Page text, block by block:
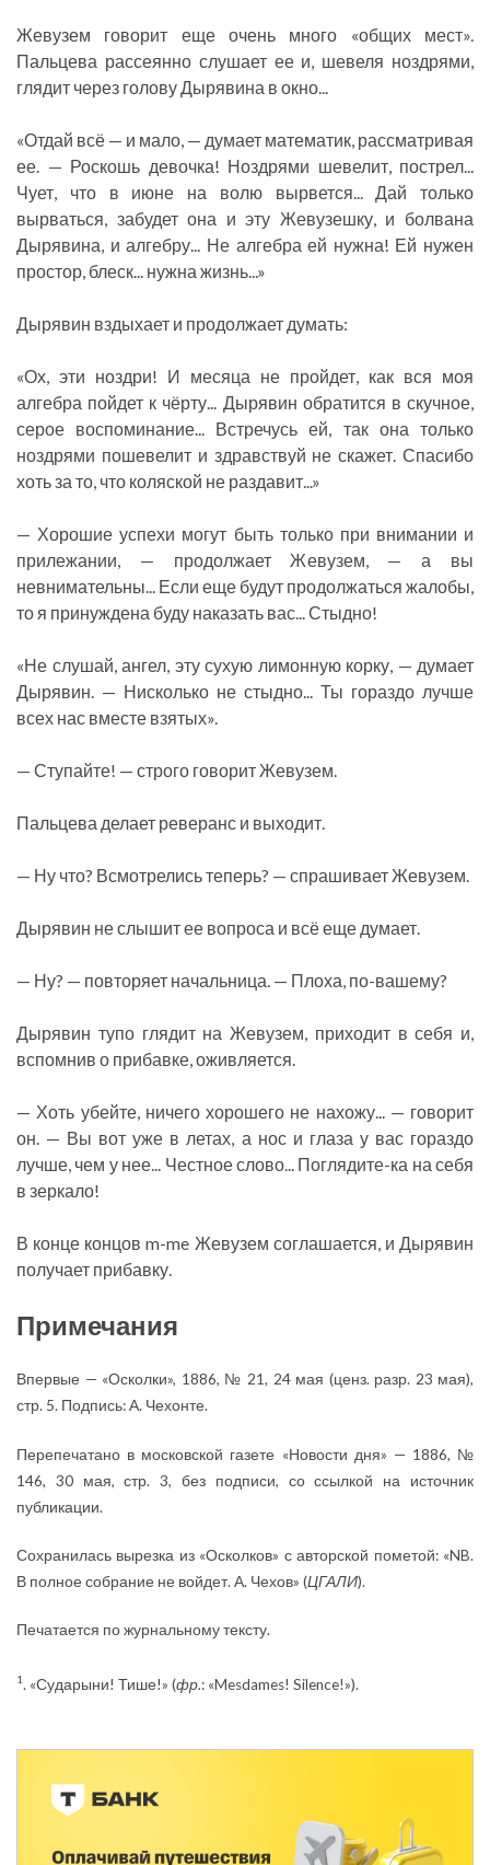
Жевузем говорит еще очень много «общих мест».
Пальцева рассеянно слушает ее и, шевеля ноздрями,
глядит через голову Дырявина в окно...
«Отдай всё — и мало, — думает математик, рассматривая
ее. — Роскошь девочка! Ноздрями шевелит, пострел...
Чует, что в июне на волю вырвется... Дай только
вырваться, забудет она и эту Жевузешку, и болвана
Дырявина, и алгебру... Не алгебра ей нужна! Ей нужен
простор, блеск... нужна жизнь...»
Дырявин вздыхает и продолжает думать:
«Ох, эти ноздри! И месяца не пройдет, как вся моя
алгебра пойдет к чёрту... Дырявин обратится в скучное,
серое воспоминание... Встречусь ей, так она только
ноздрями пошевелит и здравствуй не скажет. Спасибо
хоть за то, что коляской не раздавит...»
— Хорошие успехи могут быть только при внимании и
прилежании, — продолжает Жевузем, — а вы
невнимательны... Если еще будут продолжаться жалобы,
то я принуждена буду наказать вас... Стыдно!
«Не слушай, ангел, эту сухую лимонную корку, — думает
Дырявин. — Нисколько не стыдно... Ты гораздо лучше
всех нас вместе взятых».
— Ступайте! — строго говорит Жевузем.
Пальцева делает реверанс и выходит.
— Ну что? Всмотрелись теперь? — спрашивает Жевузем.
Дырявин не слышит ее вопроса и всё еще думает.
— Ну? — повторяет начальница. — Плоха, по-вашему?
Дырявин тупо глядит на Жевузем, приходит в себя и,
вспомнив о прибавке, оживляется.
— Хоть убейте, ничего хорошего не нахожу... — говорит
он. — Вы вот уже в летах, а нос и глаза у вас гораздо
лучше, чем у нее... Честное слово... Поглядите-ка на себя
в зеркало!
В конце концов m-me Жевузем соглашается, и Дырявин
получает прибавку.
Примечания
Впервые — «Осколки», 1886, № 21, 24 мая (ценз. разр. 23 мая),
стр. 5. Подпись: А. Чехонте.
Перепечатано в московской газете «Новости дня» — 1886, №
146, 30 мая, стр. 3, без подписи, со ссылкой на источник
публикации.
Сохранилась вырезка из «Осколков» с авторской пометой: «NB.
В полное собрание не войдет. А. Чехов» (ЦГАЛИ).
Печатается по журнальному тексту.
1. «Сударыни! Тише!» (фр.: «Mesdames! Silence!»).